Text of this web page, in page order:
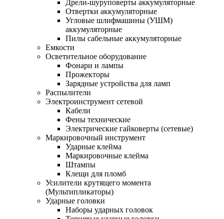
Дрели-шуруповерты аккумуляторные
Отвертки аккумуляторные
Угловые шлифмашины (УШМ)
аккумуляторные
Пилы сабельные аккумуляторные
Емкости
Осветительное оборудование
Фонари и лампы
Прожекторы
Зарядные устройства для ламп
Распылители
Электроинструмент сетевой
Кабели
Фены технические
Электрические гайковерты (сетевые)
Маркировочный инструмент
Ударные клейма
Маркировочные клейма
Штампы
Клещи для пломб
Усилители крутящего момента
(Мультипликаторы)
Ударные головки
Наборы ударных головок